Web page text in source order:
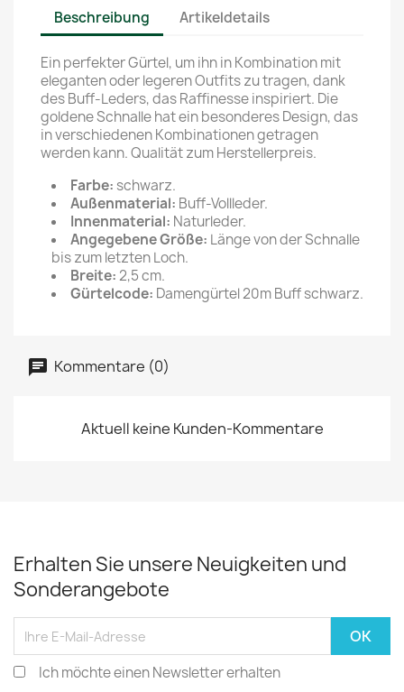
Beschreibung Artikeldetails
Ein perfekter Gürtel, um ihn in Kombination mit
eleganten oder legeren Outfits zu tragen, dank
des Buff-Leders, das Raffinesse inspiriert. Die
goldene Schnalle hat ein besonderes Design, das
in verschiedenen Kombinationen getragen
werden kann. Qualität zum Herstellerpreis.
Farbe: schwarz.
Außenmaterial: Buff-Vollleder.
Innenmaterial: Naturleder.
Angegebene Größe: Länge von der Schnalle
bis zum letzten Loch.
Breite:2,5 cm.
Gürtelcode: Damengürtel 20m Buff schwarz.
Kommentare (0)
Aktuell keine Kunden-Kommentare
Erhalten Sie unsere Neuigkeiten und
Sonderangebote
Ich möchte einen Newsletter erhalten